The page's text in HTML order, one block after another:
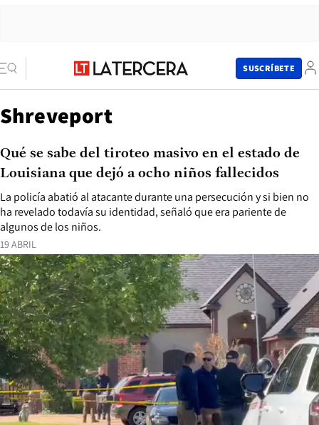
SUSCRÍBETE
Shreveport
19 ABRIL
La policía abatió al atacante durante una persecución y si bien no
ha revelado todavía su identidad, señaló que era pariente de
algunos de los niños.
Qué se sabe del tiroteo masivo en el estado de
Louisiana que dejó a ocho niños fallecidos